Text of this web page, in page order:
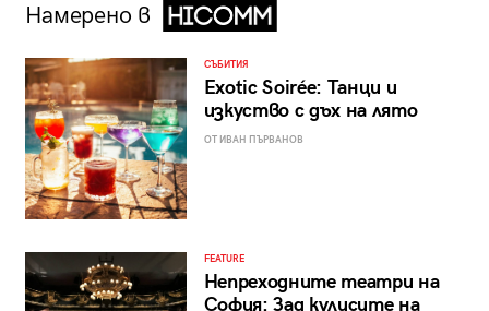
Намерено в
СЪБИТИЯ
Exotic Soirée: Танци и
изкуство с дъх на лято
ОТ ИВАН ПЪРВАНОВ
FEATURE
Непреходните театри на
София: Зад кулисите на